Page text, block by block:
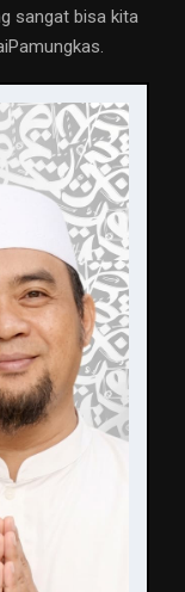
sangat bisa kita